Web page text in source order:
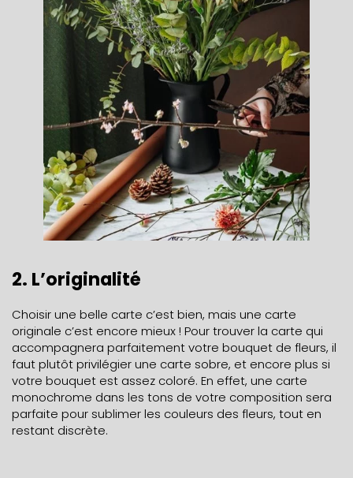
2. L’originalité
Choisir une belle carte c’est bien, mais une carte
originale c’est encore mieux ! Pour trouver la carte qui
accompagnera parfaitement votre bouquet de fleurs, il
faut plutôt privilégier une carte sobre, et encore plus si
votre bouquet est assez coloré. En effet, une carte
monochrome dans les tons de votre composition sera
parfaite pour sublimer les couleurs des fleurs, tout en
restant discrète.